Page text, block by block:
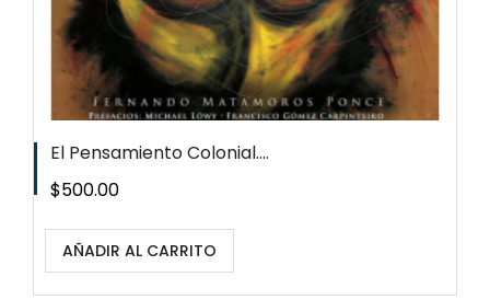
El Pensamiento Colonial....
Precio
$500.00
AÑADIR AL CARRITO